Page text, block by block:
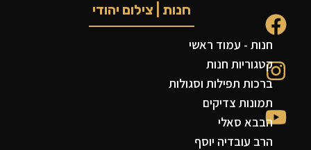
חנות | צילום יהודי
חנות - עמוד ראשי
קטגוריות חנות
ברכות תפילות וסגולות
תמונות צדיקים
הבבא סאלי
הרב עובדיה יוסף